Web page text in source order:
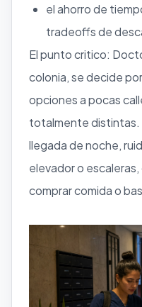
el ahorro de
tradeoffs de
El punto critico:
colonia, se decide por
opciones a pocas
totalmente distintas.
llegada de noche,
elevador o
comprar comida o